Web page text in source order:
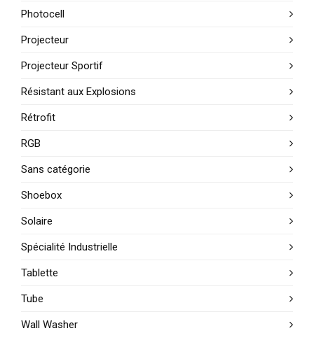
Photocell
Projecteur
Projecteur Sportif
Résistant aux Explosions
Rétrofit
RGB
Sans catégorie
Shoebox
Solaire
Spécialité Industrielle
Tablette
Tube
Wall Washer